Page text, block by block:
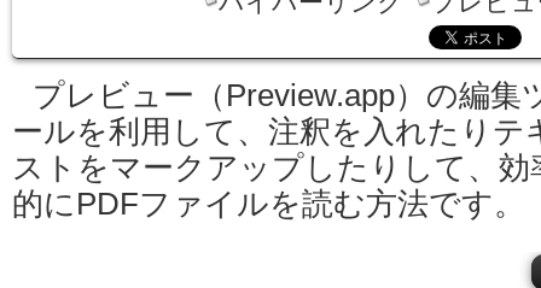
プレビュー（Preview.app）の編集
ールを利用して、注釈を入れたりテ
ストをマークアップしたりして、効
的にPDFファイルを読む方法です。